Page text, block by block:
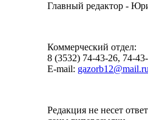
Главный редактор -
Коммерческий отдел:
8 (3532) 74-43-26, 74-
E-mail: gazorb12@mail.ru
Редакция не несет